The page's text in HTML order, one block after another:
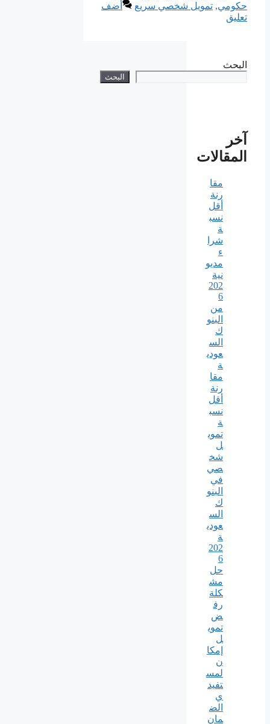
حكومي, تمويل شخصي سريع
أضف
تعليق
البحث
البحث
آخر
المقالات
مقا
رنة
أقل
نسب
ة
شرا
ء
مديو
نية
202
6
من
البنو
ك
الس
عودي
ة
مقا
رنة
أقل
نسب
ة
تموي
ل
شخ
صي
في
البنو
ك
الس
عودي
ة
202
6
حل
مش
كلة
رف
ض
تموي
ل
إمكا
ن
لمس
تفيد
ي
الض
مان